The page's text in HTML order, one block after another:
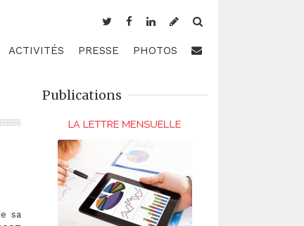
ACTIVITÉS PRESSE PHOTOS
sa
Publications